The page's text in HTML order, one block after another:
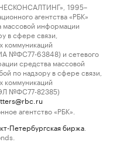
1995–
агентства «РБК»
массовой информации
в сфере связи,
коммуникаций
№ФС77-63848) и сетевого
средства массовой
по надзору в сфере связи,
коммуникаций
№ФС77-82385)
агентство «РБК».
Петербургская биржа